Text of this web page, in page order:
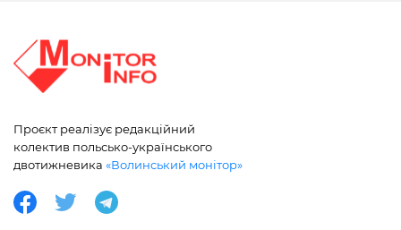
Проєкт реалізує редакційний
колектив польсько-українського
двотижневика «Волинський монітор»